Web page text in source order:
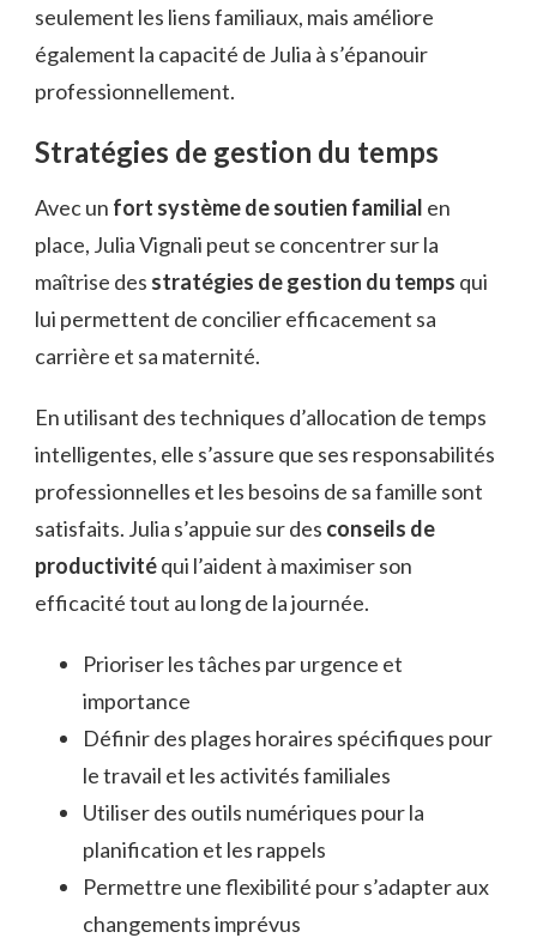
seulement les liens familiaux, mais améliore
également la capacité de Julia à s’épanouir
professionnellement.
Stratégies de gestion du temps
Avec un fort système de soutien familial en
place, Julia Vignali peut se concentrer sur la
maîtrise des stratégies de gestion du temps qui
lui permettent de concilier efficacement sa
carrière et sa maternité.
En utilisant des techniques d’allocation de temps
intelligentes, elle s’assure que ses responsabilités
professionnelles et les besoins de sa famille sont
satisfaits. Julia s’appuie sur des conseils de
productivitéqui l’aident à maximiser son
efficacité tout au long de la journée.
Prioriser les tâches par urgence et
importance
Définir des plages horaires spécifiques pour
le travail et les activités familiales
Utiliser des outils numériques pour la
planification et les rappels
Permettre une flexibilité pour s’adapter aux
changements imprévus